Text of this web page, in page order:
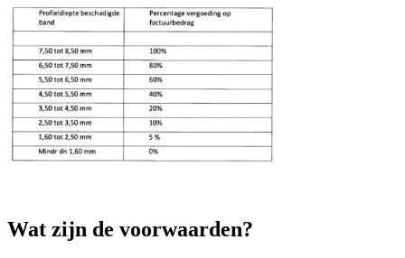
Wat zijn de voorwaarden?